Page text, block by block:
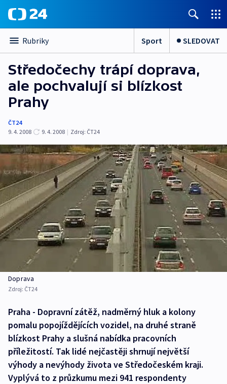
Rubriky Sport SLEDOVAT
Středočechy trápí doprava,
ale pochvalují si blízkost
Prahy
ČT24
9. 4. 2008
9. 4. 2008 | Zdroj: ČT24
Doprava
Zdroj: ČT24
Praha - Dopravní zátěž, nadměrný hluk a kolony
pomalu popojíždějících vozidel, na druhé straně
blízkost Prahy a slušná nabídka pracovních
příležitostí. Tak lidé nejčastěji shrnují největší
výhody a nevýhody života ve Středočeském kraji.
Vyplývá to z průzkumu mezi 941 respondenty